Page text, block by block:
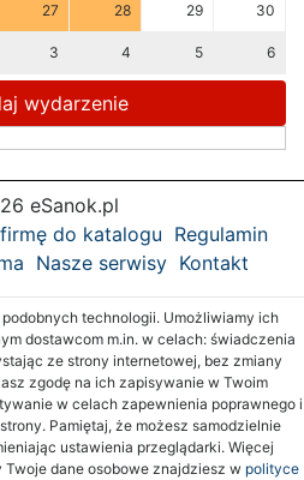
27 28 29 30
3 4 5 6
wydarzenie
eSanok.pl
do katalogu Regulamin
Nasze serwisy Kontakt
technologii. Umożliwiamy ich
dostawcom m.in. w celach: świadczenia
ze strony internetowej, bez zmiany
zgodę na ich zapisywanie w Twoim
w celach zapewnienia poprawnego i
Pamiętaj, że możesz samodzielnie
ustawienia przeglądarki. Więcej
dane osobowe znajdziesz w polityce